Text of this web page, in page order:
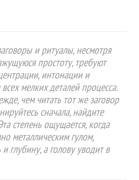
и ритуалы, несмотря
простоту, требуют
интонации и
мелких деталей процесса.
чем читать тот же заговор
сначала, найдите
степень ощущается, когда
металлическим гулом,
глубину, а голову уводит в